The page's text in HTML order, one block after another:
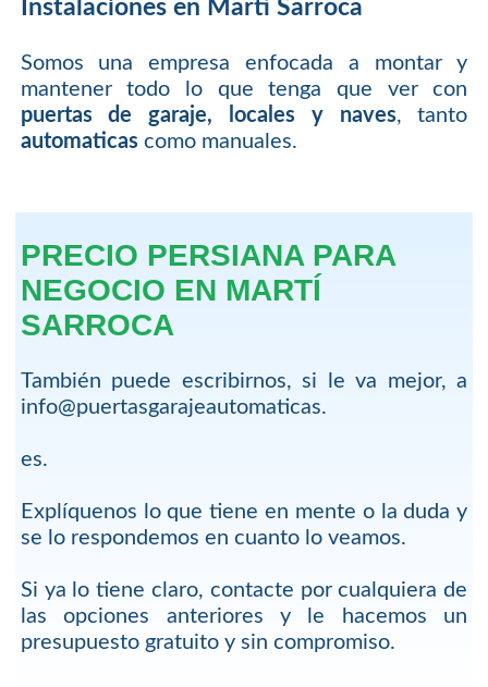
Instalaciones en Martí Sarroca
Somos una empresa enfocada a montar y
mantener todo lo que tenga que ver con
puertas de garaje, locales y naves, tanto
automaticascomo manuales.
PRECIO PERSIANA PARA
NEGOCIO EN MARTÍ
SARROCA
También puede escribirnos, si le va mejor, a
info@puertasgarajeautomaticas.
es.
Explíquenos lo que tiene en mente o la duda y
se lo respondemos en cuanto lo veamos.
Si ya lo tiene claro, contacte por cualquiera de
las opciones anteriores y le hacemos un
presupuesto gratuito y sin compromiso.